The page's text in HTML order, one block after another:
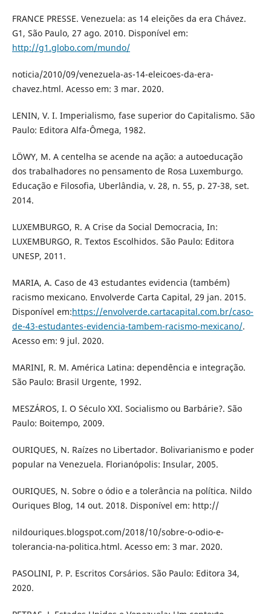
FRANCE PRESSE. Venezuela: as 14 eleições da era Chávez.
G1, São Paulo, 27 ago. 2010. Disponível em:
http://g1.globo.com/mundo/
noticia/2010/09/venezuela-as-14-eleicoes-da-era-
chavez.html. Acesso em: 3 mar. 2020.
LENIN, V. I. Imperialismo, fase superior do Capitalismo. São
Paulo: Editora Alfa-Ômega, 1982.
LÖWY, M. A centelha se acende na ação: a autoeducação
dos trabalhadores no pensamento de Rosa Luxemburgo.
Educação e Filosofia, Uberlândia, v. 28, n. 55, p. 27-38, set.
2014.
LUXEMBURGO, R. A Crise da Social Democracia, In:
LUXEMBURGO, R. Textos Escolhidos. São Paulo: Editora
UNESP, 2011.
MARIA, A. Caso de 43 estudantes evidencia (também)
racismo mexicano. Envolverde Carta Capital, 29 jan. 2015.
Disponível em:https://envolverde.cartacapital.com.br/caso-
de-43-estudantes-evidencia-tambem-racismo-mexicano/.
Acesso em: 9 jul. 2020.
MARINI, R. M. América Latina: dependência e integração.
São Paulo: Brasil Urgente, 1992.
MESZÁROS, I. O Século XXI. Socialismo ou Barbárie?. São
Paulo: Boitempo, 2009.
OURIQUES, N. Raízes no Libertador. Bolivarianismo e poder
popular na Venezuela. Florianópolis: Insular, 2005.
OURIQUES, N. Sobre o ódio e a tolerância na política. Nildo
Ouriques Blog, 14 out. 2018. Disponível em: http://
nildouriques.blogspot.com/2018/10/sobre-o-odio-e-
tolerancia-na-politica.html. Acesso em: 3 mar. 2020.
PASOLINI, P. P. Escritos Corsários. São Paulo: Editora 34,
2020.